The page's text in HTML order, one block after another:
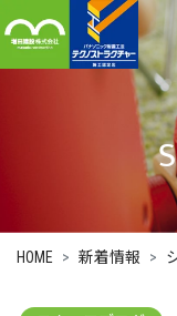
HOME 新着情報